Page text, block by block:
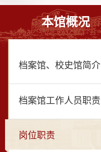
本馆概况
档案馆、校史馆简介
档案馆工作人员职责
岗位职责